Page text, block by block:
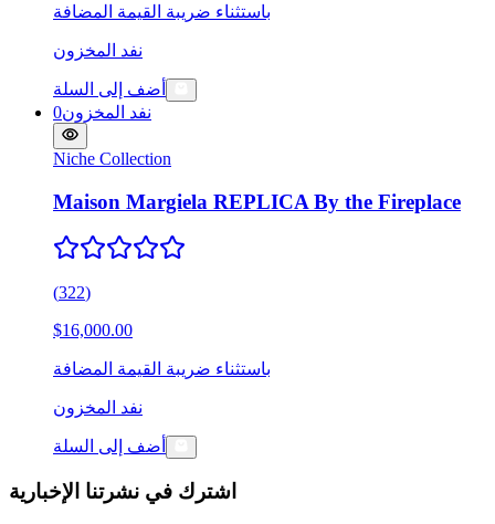
باستثناء ضريبة القيمة المضافة
نفد المخزون
أضف إلى السلة
نفد المخزون0
Niche Collection
Maison Margiela REPLICA By the Fireplace
(322)
$16,000.00
باستثناء ضريبة القيمة المضافة
نفد المخزون
أضف إلى السلة
اشترك في نشرتنا الإخبارية